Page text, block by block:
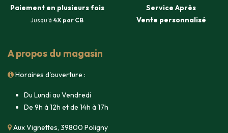
Paiement en plusieurs fois
Jusqu'à 4X par CB
Service Après
Vente personnalisé
A propos du magasin
Horaires d'ouverture :
Du Lundi au Vendredi
De 9h à 12h et de 14h à 17h
Aux Vignettes, 39800 Poligny